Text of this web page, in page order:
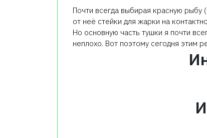
Почти всегда выбирая красную
от неё стейки для жарки на
Но основную часть тушки я почти
неплохо. Вот поэтому сегодня этим